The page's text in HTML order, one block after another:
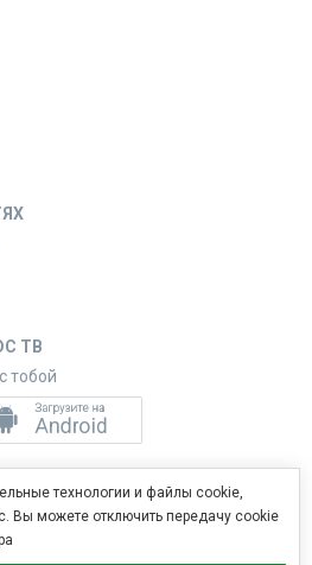
ТВ
тобой
технологии и файлы cookie,
Вы можете отключить передачу cookie